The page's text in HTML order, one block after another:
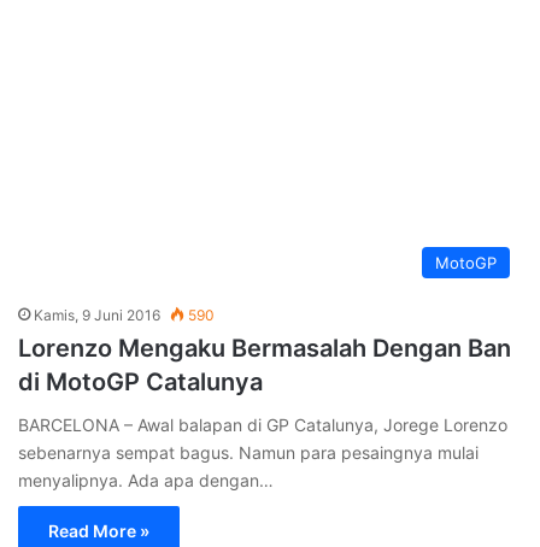
MotoGP
Kamis, 9 Juni 2016 590
Lorenzo Mengaku Bermasalah Dengan Ban
di MotoGP Catalunya
BARCELONA – Awal balapan di GP Catalunya, Jorege Lorenzo
sebenarnya sempat bagus. Namun para pesaingnya mulai
menyalipnya. Ada apa dengan…
Read More »